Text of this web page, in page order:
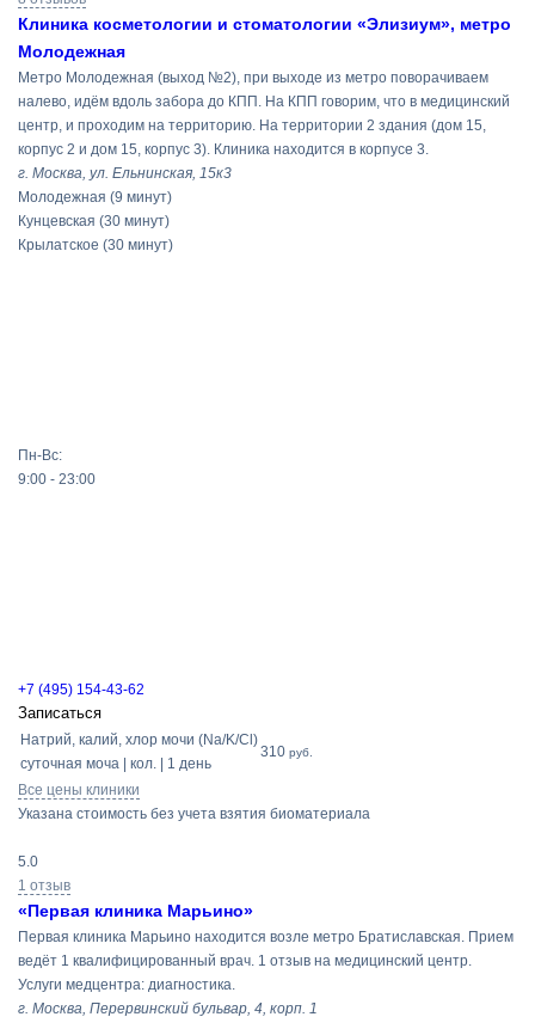
Клиника косметологии и стоматологии «Элизиум», метро
Молодежная
Метро Молодежная (выход №2), при выходе из метро поворачиваем
налево, идём вдоль забора до КПП. На КПП говорим, что в медицинский
центр, и проходим на территорию. На территории 2 здания (дом 15,
корпус 2 и дом 15, корпус 3). Клиника находится в корпусе 3.
г. Москва, ул. Ельнинская, 15к3
Молодежная (9 минут)
Кунцевская (30 минут)
Крылатское (30 минут)
Пн-Вс:
9:00 - 23:00
+7 (495) 154-43-62
Записаться
Натрий, калий, хлор мочи (Na/K/Cl)
суточная моча | кол. | 1 день
310 руб.
Все цены клиники
Указана стоимость без учета взятия биоматериала
5.0
1 отзыв
«Первая клиника Марьино»
Первая клиника Марьино находится возле метро Братиславская. Прием
ведёт 1 квалифицированный врач. 1 отзыв на медицинский центр.
Услуги медцентра: диагностика.
г. Москва, Перервинский бульвар, 4, корп. 1